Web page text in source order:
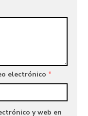
electrónico *
y web en